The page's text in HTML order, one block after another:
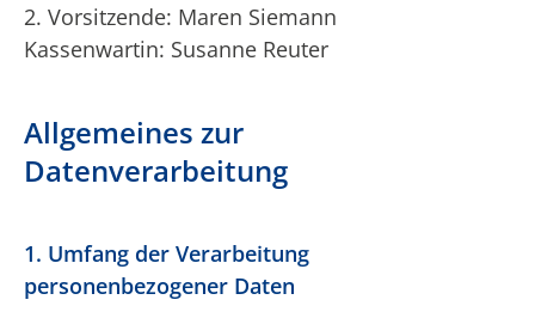
2. Vorsitzende: Maren Siemann
Kassenwartin: Susanne Reuter
Allgemeines zur
Datenverarbeitung
1. Umfang der Verarbeitung
personenbezogener Daten